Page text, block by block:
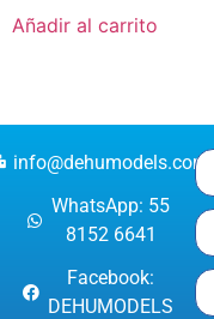
Añadir al carrito
info@dehumodels.com
WhatsApp: 55
8152 6641
Facebook:
DEHUMODELS